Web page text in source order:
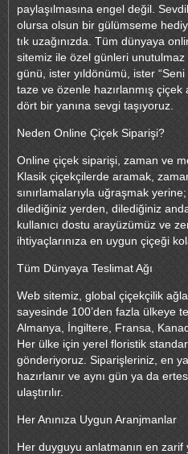
paylaşılmasına engel değil.
olursa olsun bir gülümseme
tık uzağınızda. Tüm dünyaya
sitemiz ile özel günleri
günü, ister yıldönümü, ister
taze ve özenle hazırlanmış çiçek
dört bir yanına sevgi taşıyoruz.
Neden Online Çiçek Siparişi?
Online çiçek siparişi, zaman ve
Klasik çiçekçilerde aramak,
sınırlamalarıyla uğraşmak
dilediğiniz yerden, dilediğiniz
kullanıcı dostu arayüzümüz ve
ihtiyaçlarınıza en uygun çiçeği
Tüm Dünyaya Teslimat Ağı
Web sitemiz, global çiçekçilik
sayesinde 100’den fazla ülkeye
Almanya, İngiltere, Fransa,
Her ülke için yerel floristik
gönderiyoruz. Siparişleriniz, en
hazırlanır ve aynı gün ya da
ulaştırılır.
Her Anınıza Uygun Aranjmanlar
Her duyguyu anlatmanın en